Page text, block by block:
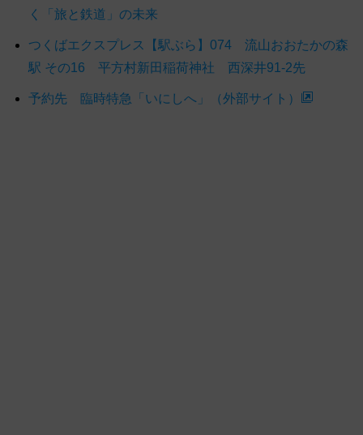
く「旅と鉄道」の未来
つくばエクスプレス【駅ぶら】074 流山おおたかの森
駅 その16 平方村新田稲荷神社 西深井91-2先
予約先 臨時特急「いにしへ」（外部サイト）